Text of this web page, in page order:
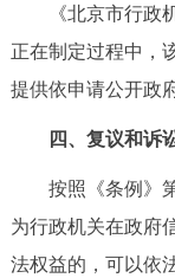
《北京市行政机
正在制定过程中，
提供依申请公开政
四、复议和诉
按照《条例》第
为行政机关在政府
法权益的，可以依